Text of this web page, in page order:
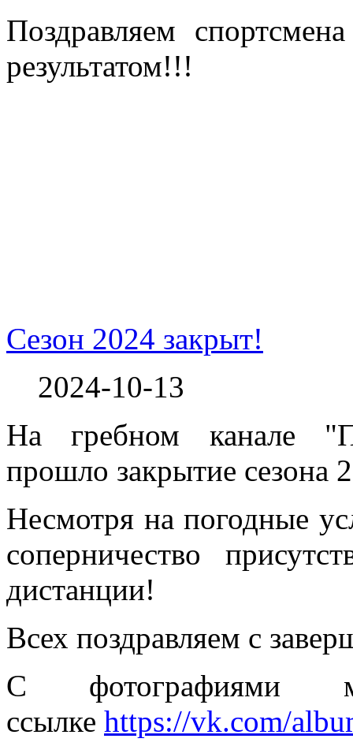
Поздравляем
результатом!!!
Сезон 2024 закрыт!
2024-10-13
На гребном канале
прошло закрытие сезона
Несмотря на погодные
соперничество
дистанции!
Всех поздравляем с
С фотографиями
ссылке https://vk.com/